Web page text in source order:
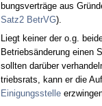
bungs­verträge aus
Satz2 Be­trVG).
Liegt kei­ner der o.g.
Be­triebsände­rung ei­nen
soll­ten darüber
triebs­rats, kann er die
Ei­ni­gungs­stel­le